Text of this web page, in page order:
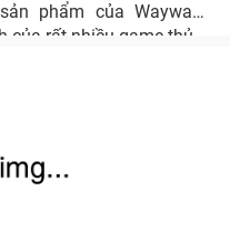
của Wayward
của rất nhiều game thủ